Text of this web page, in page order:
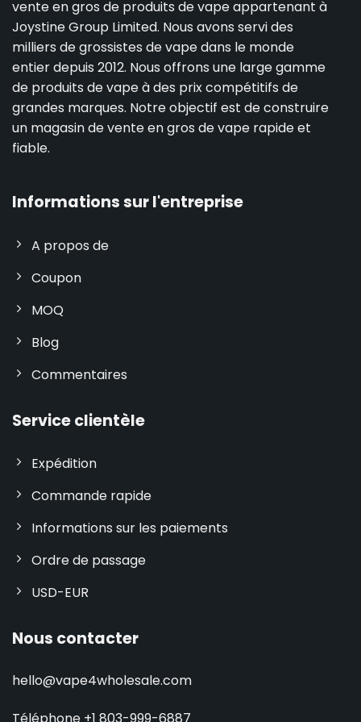
vente en gros de produits de vape appartenant à
Joystine Group Limited. Nous avons servi des
milliers de grossistes de vape dans le monde
entier depuis 2012. Nous offrons une large gamme
de produits de vape à des prix compétitifs de
grandes marques. Notre objectif est de construire
un magasin de vente en gros de vape rapide et
fiable.
Informations sur l'entreprise
A propos de
Coupon
MOQ
Blog
Commentaires
Service clientèle
Expédition
Commande rapide
Informations sur les paiements
Ordre de passage
USD-EUR
Nous contacter
hello@vape4wholesale.com
Téléphone +1 803-999-6887